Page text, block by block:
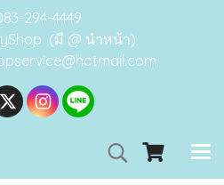
294-4449
(มี @ นำหน้า)